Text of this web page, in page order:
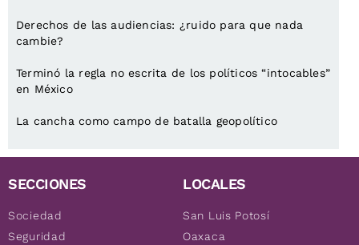
Derechos de las audiencias: ¿ruido para que nada
cambie?
Terminó la regla no escrita de los políticos “intocables”
en México
La cancha como campo de batalla geopolítico
SECCIONES
Sociedad
Seguridad
LOCALES
San Luis Potosí
Oaxaca